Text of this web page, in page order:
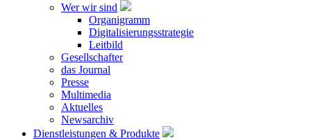
Wer wir sind
Organigramm
Digitalisierungsstrategie
Leitbild
Gesellschafter
das Journal
Presse
Multimedia
Aktuelles
Newsarchiv
Dienstleistungen & Produkte